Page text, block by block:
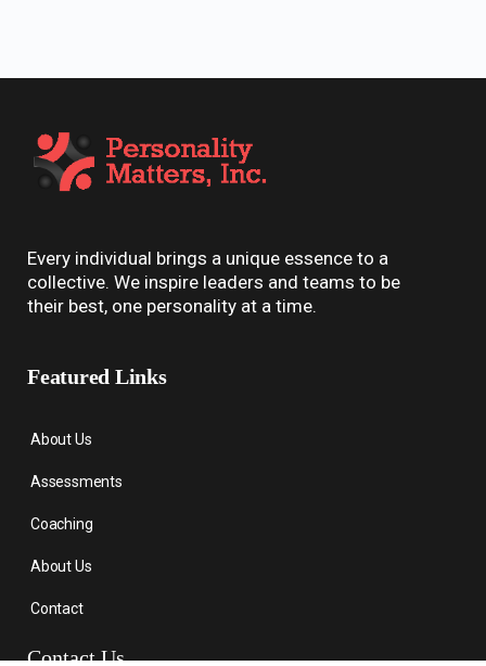
Every individual brings a unique essence to a
collective. We inspire leaders and teams to be
their best, one personality at a time.
Featured Links
About Us
Assessments
Coaching
About Us
Contact
Contact Us